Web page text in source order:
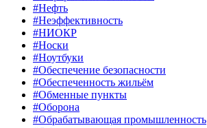
#Нефть
#Неэффективность
#НИОКР
#Носки
#Ноутбуки
#Обеспечение безопасности
#Обеспеченность жильём
#Обменные пункты
#Оборона
#Обрабатывающая промышленность